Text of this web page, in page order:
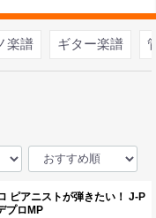
楽譜 ギター楽譜
ピアニストが弾きたい！ J-P
プロMP